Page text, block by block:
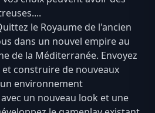
le Royaume de l'ancien
dans un nouvel empire au
de la Méditerranée. Envoyez
construire de nouveaux
environnement
un nouveau look et une